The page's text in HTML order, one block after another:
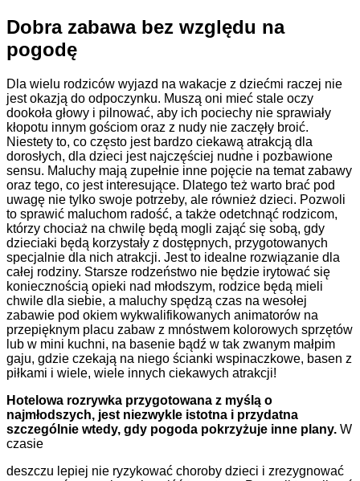
Dobra zabawa bez względu na
pogodę
Dla wielu rodziców wyjazd na wakacje z dziećmi raczej nie
jest okazją do odpoczynku. Muszą oni mieć stale oczy
dookoła głowy i pilnować, aby ich pociechy nie sprawiały
kłopotu innym gościom oraz z nudy nie zaczęły broić.
Niestety to, co często jest bardzo ciekawą atrakcją dla
dorosłych, dla dzieci jest najczęściej nudne i pozbawione
sensu. Maluchy mają zupełnie inne pojęcie na temat zabawy
oraz tego, co jest interesujące. Dlatego też warto brać pod
uwagę nie tylko swoje potrzeby, ale również dzieci. Pozwoli
to sprawić maluchom radość, a także odetchnąć rodzicom,
którzy chociaż na chwilę będą mogli zająć się sobą, gdy
dzieciaki będą korzystały z dostępnych, przygotowanych
specjalnie dla nich atrakcji. Jest to idealne rozwiązanie dla
całej rodziny. Starsze rodzeństwo nie będzie irytować się
koniecznością opieki nad młodszym, rodzice będą mieli
chwile dla siebie, a maluchy spędzą czas na wesołej
zabawie pod okiem wykwalifikowanych animatorów na
przepięknym placu zabaw z mnóstwem kolorowych sprzętów
lub w mini kuchni, na basenie bądź w tak zwanym małpim
gaju, gdzie czekają na niego ścianki wspinaczkowe, basen z
piłkami i wiele, wiele innych ciekawych atrakcji!
Hotelowa rozrywka przygotowana z myślą o
najmłodszych, jest niezwykle istotna i przydatna
szczególnie wtedy, gdy pogoda pokrzyżuje inne plany. W
czasie
deszczu lepiej nie ryzykować choroby dzieci i zrezygnować